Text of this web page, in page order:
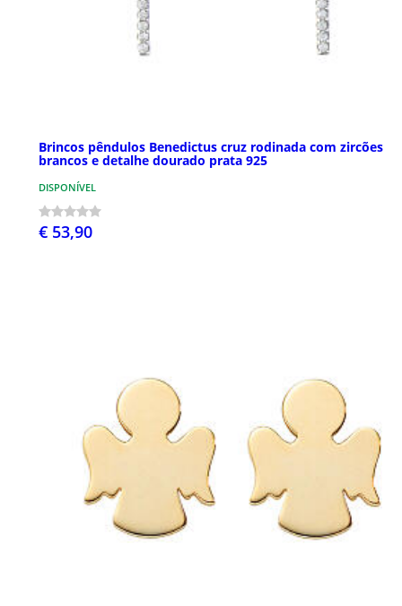
Brincos pêndulos Benedictus cruz rodinada com zircões
brancos e detalhe dourado prata 925
DISPONÍVEL
€ 53,90